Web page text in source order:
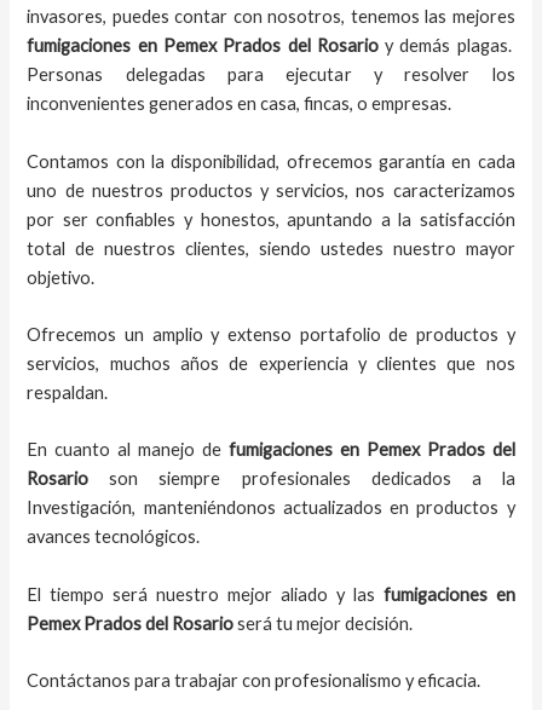
invasores, puedes contar con nosotros, tenemos las mejores
fumigaciones en Pemex Prados del Rosarioy demás plagas.
Personas delegadas para ejecutar y resolver los
inconvenientes generados en casa, fincas, o empresas.
Contamos con la disponibilidad, ofrecemos garantía en cada
uno de nuestros productos y servicios, nos caracterizamos
por ser confiables y honestos, apuntando a la satisfacción
total de nuestros clientes, siendo ustedes nuestro mayor
objetivo.
Ofrecemos un amplio y extenso portafolio de productos y
servicios, muchos años de experiencia y clientes que nos
respaldan.
En cuanto almanejo de fumigaciones en Pemex Prados del
Rosario
son siempre profesionales dedicados a la
Investigación, manteniéndonos actualizados en productos y
avances tecnológicos.
El tiempo será nuestro mejor aliado y las fumigaciones en
Pemex Prados del Rosarioserá tu mejor decisión.
Contáctanos para trabajar con profesionalismo y eficacia.